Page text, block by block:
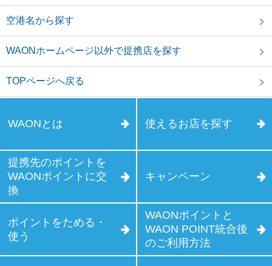
空港名から探す
WAONホームページ以外で提携店を探す
TOPページへ戻る